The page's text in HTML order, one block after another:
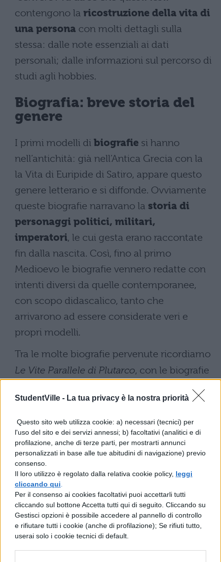
StudentVille - La tua privacy è la nostra priorità
Questo sito web utilizza cookie: a) necessari (tecnici) per
l'uso del sito e dei servizi annessi; b) facoltativi (analitici e di
profilazione, anche di terze parti, per mostrarti annunci
personalizzati in base alle tue abitudini di navigazione) previo
consenso.
Il loro utilizzo è regolato dalla relativa cookie policy, leggi
cliccando qui
Per il consenso ai cookies facoltativi puoi accettarli tutti
cliccando sul bottone Accetta tutti qui di seguito. Cliccando su
Gestisci opzioni è possibile accedere al pannello di controllo
e rifiutare tutti i cookie (anche di profilazione); Se rifiuti tutto,
userai solo i cookie tecnici di default.
contengono la ricostruzione della vita di
una persona con molti dettagli sulla
stessa: dalle note essenziali ai dati
personali; dalle informazioni sul percorso di
studi agli hobbies.
Biografia: breve storia del
genere
I primi modelli di biografie si hanno
nell’antichità: già nell’Antica Grecia con la
la Vita di Euripide di Satiro, appare questo
genere letterario e si diffonde. Ovviamente
queste biografie narravano la storia di
personaggi politici, militari,
imperatori, le cui gesta erano raccontate
fin dalla nascita. Così, fino al primo
Medioevo le biografie vennero redatte con
intenti diversi da quelle contemporanee,
con scopo didascalico, tanto che
arrivarono ad essere considerate veri e
propri modelli.
Tra le molte biografie pervenute ricordiamo
Le Vite Parallele di Plutarco, con le biografie
Cesari di Svetonio, e nel RinascimentoLe
Vite degli artisti rinascimentalidel Vasari.
Con il tempo anche questo genere
letterario si è evoluto: se in antico il
racconto si focalizzava sui pensieri e le
azioni dei protagonisti, oggi le vita di una
persona illustre è vista a tutto tondo, anche
dal punto psicologico.